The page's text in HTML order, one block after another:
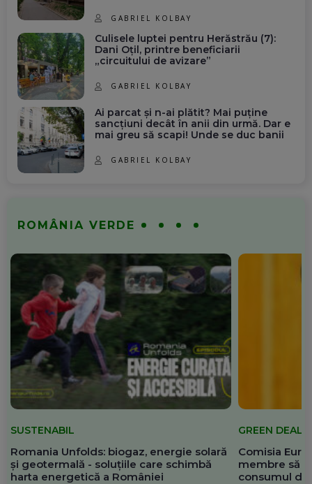
GABRIEL KOLBAY
Culisele luptei pentru Herăstrău (7):
Dani Oțil, printre beneficiarii
„circuitului de avizare”
GABRIEL KOLBAY
Ai parcat și n-ai plătit? Mai puține
sancțiuni decât în anii din urmă. Dar e
mai greu să scapi! Unde se duc banii
GABRIEL KOLBAY
ROMÂNIA VERDE
SUSTENABIL
Romania Unfolds: biogaz, energie solară
și geotermală - soluțiile care schimbă
harta energetică a României
GREEN DEAL
Comisia
membre să
consumul de